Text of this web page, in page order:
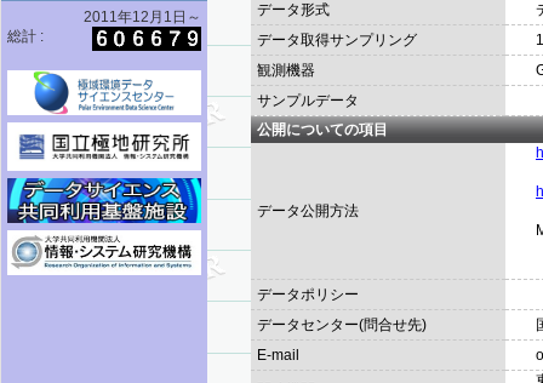
2011年12月1日～
総計 :
データ形式
データ取得サンプリング
観測機器
サンプルデータ
公開についての項目
データ公開方法
データポリシー
データセンター(問合せ先)
E-mail